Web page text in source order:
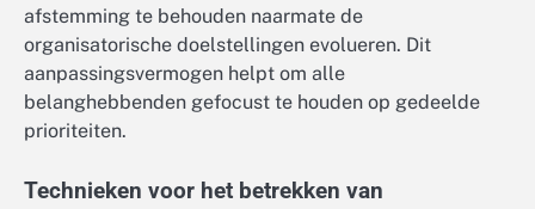
afstemming te behouden naarmate de
organisatorische doelstellingen evolueren. Dit
aanpassingsvermogen helpt om alle
belanghebbenden gefocust te houden op gedeelde
prioriteiten.
Technieken voor het betrekken van